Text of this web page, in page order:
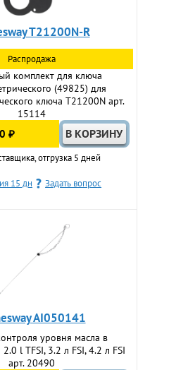
T21200N-R
Распродажа
комплект для ключа
(49825) для
ключа T21200N арт.
15114
₽
отгрузка 5 дней
15 дн Задать вопрос
AI050141
уровня масла в
2.0 l TFSI, 3.2 л FSI, 4.2 л FSI
арт. 20490